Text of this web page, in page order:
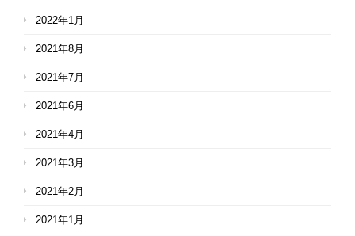
2022年1月
2021年8月
2021年7月
2021年6月
2021年4月
2021年3月
2021年2月
2021年1月